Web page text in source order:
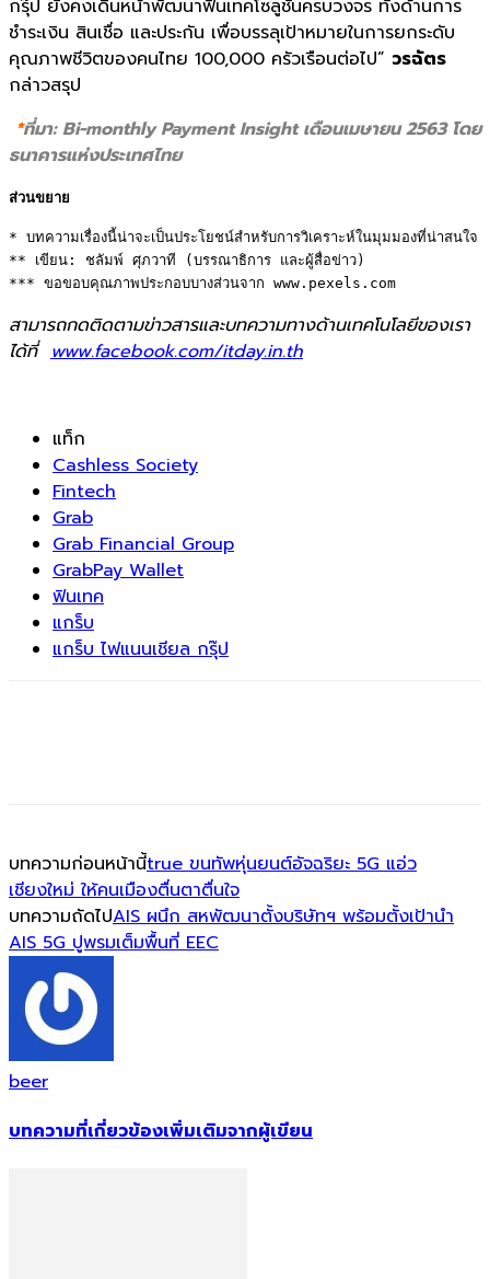
กรุ๊ป ยังคงเดินหน้าพัฒนาฟินเทคโซลูชันครบวงจร ทั้งด้านการ
ชำระเงิน สินเชื่อ และประกัน เพื่อบรรลุเป้าหมายในการยกระดับ
คุณภาพชีวิตของคนไทย 100,000 ครัวเรือนต่อไป” วรฉัตร
กล่าวสรุป
*ที่มา: Bi-monthly Payment Insightเดือนเมษายน2563โดย
ธนาคารแห่งประเทศไทย
ส่วนขยาย
* บทความเรื่องนี้น่าจะเป็นประโยชน์สำหรับการวิเคราะห์ในมุมมองที่น่าสนใจ
** เขียน: ชลัมพ์ ศุภวาที (บรรณาธิการ และผู้สื่อข่าว)
*** ขอขอบคุณภาพประกอบบางส่วนจาก www.pexels.com
สามารถกดติดตามข่าวสารและบทความทางด้านเทคโนโลยีของเรา
ได้ที่ www.facebook.com/itday.in.th
แท็ก
Cashless Society
Fintech
Grab
Grab Financial Group
GrabPay Wallet
ฟินเทค
แกร็บ
แกร็บ ไฟแนนเชียล กรุ๊ป
บทความก่อนหน้านี้true ขนทัพหุ่นยนต์อัจฉริยะ 5G แอ่ว
เชียงใหม่ ให้คนเมืองตื่นตาตื่นใจ
บทความถัดไปAIS ผนึก สหพัฒนาตั้งบริษัทฯ พร้อมตั้งเป้านำ
AIS 5G ปูพรมเต็มพื้นที่ EEC
beer
บทความที่เกี่ยวข้องเพิ่มเติมจากผู้เขียน